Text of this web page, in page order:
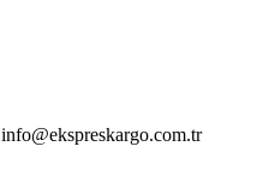
info@ekspreskargo.com.tr